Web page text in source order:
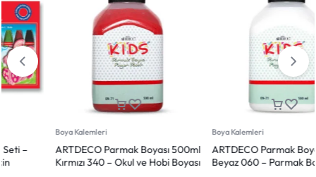
Boya Kalemleri
ARTDECO Parmak Boyası 500ml
Beyaz 060 – Parmak Boyası
Boya Kalemleri
BIC Silinebilir Pastel Boya 24
Renk – Canlı ve Pratik Boyama